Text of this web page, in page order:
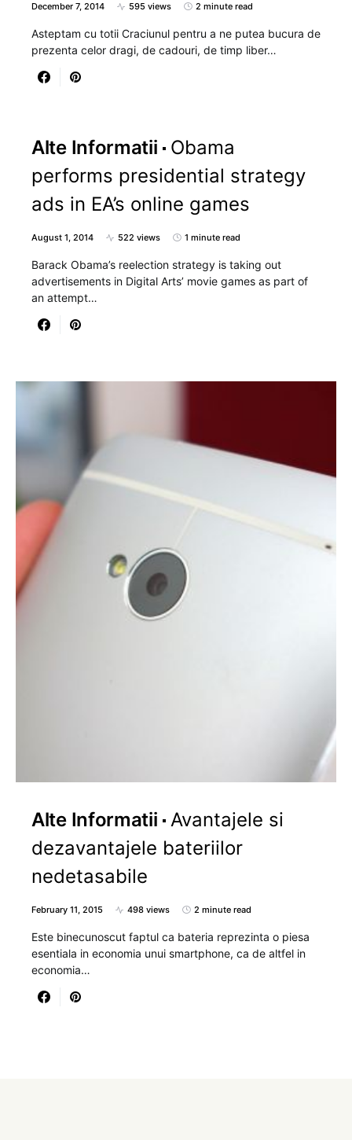
December 7, 2014 595 views 2 minute read
Asteptam cu totii Craciunul pentru a ne putea bucura de
prezenta celor dragi, de cadouri, de timp liber…
Alte Informatii
Obama
performs presidential strategy
ads in EA’s online games
August 1, 2014 522 views 1 minute read
Barack Obama’s reelection strategy is taking out
advertisements in Digital Arts’ movie games as part of
an attempt…
Alte Informatii Avantajele si
dezavantajele bateriilor
nedetasabile
February 11, 2015 498 views 2 minute read
Este binecunoscut faptul ca bateria reprezinta o piesa
esentiala in economia unui smartphone, ca de altfel in
economia…